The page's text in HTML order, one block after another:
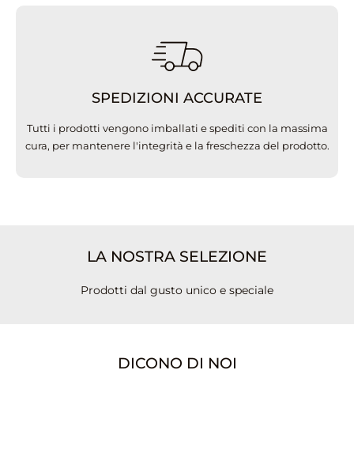
SPEDIZIONI ACCURATE
Tutti i prodotti vengono imballati e spediti con la massima
cura, per mantenere l'integrità e la freschezza del prodotto.
LA NOSTRA SELEZIONE
Prodotti dal gusto unico e speciale
DICONO DI NOI